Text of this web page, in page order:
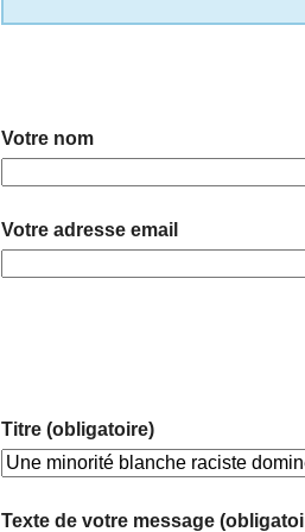
Votre nom
Votre adresse email
Titre (obligatoire)
Texte de votre message